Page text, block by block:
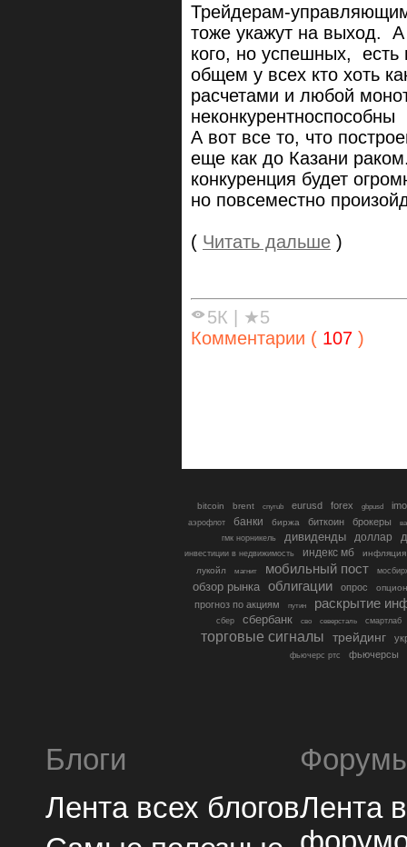
Трейдерам-
тоже укажут на выход.
кого, но успешных,
общем у всех кто хоть
расчетами и любой
неконкурентноспособны
А вот все то, что
еще как до Казани
конкуренция будет
но повсеместно
( Читать дальше )
5К
★5
Комментарии ( 107 )
bitcoin brent cnyrub eurusd forex gbpusd
аэрофлот банки биржа биткоин брокеры
гмк норникель
дивиденды доллар
инвестиции в недвижимость индекс мб
инфляция
лукойл
магнит мобильный пост
обзор рынка облигации опрос
прогноз по акциям путин раскрытие
сбер сбербанк сво северсталь смартлаб
торговые сигналы трейдинг
фьючерс ртс фьючерсы
Блоги
Лента всех блоговЛента